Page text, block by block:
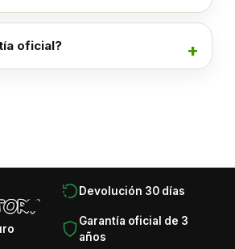
oficial?
👤 🛒
necesitas en
Devolución 30 días
Garantía oficial de 3
años